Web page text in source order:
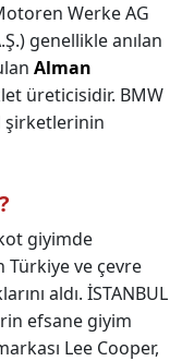
Werke AG
genellikle anılan
Alman
üreticisidir. BMW
şirketlerinin
giyimde
Türkiye ve çevre
aldı. İSTANBUL
efsane giyim
Lee Cooper,